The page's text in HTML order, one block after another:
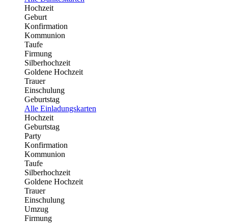
Hochzeit
Geburt
Konfirmation
Kommunion
Taufe
Firmung
Silberhochzeit
Goldene Hochzeit
Trauer
Einschulung
Geburtstag
Alle Einladungskarten
Hochzeit
Geburtstag
Party
Konfirmation
Kommunion
Taufe
Silberhochzeit
Goldene Hochzeit
Trauer
Einschulung
Umzug
Firmung